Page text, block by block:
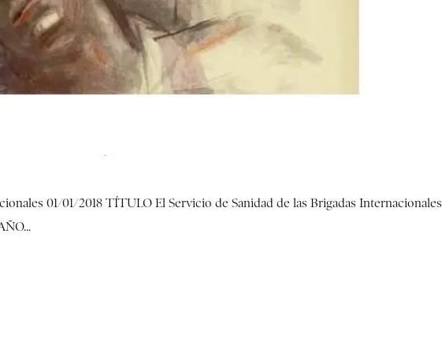
01/01/2018 TÍTULO El Servicio de Sanidad de las Brigadas Internacionales